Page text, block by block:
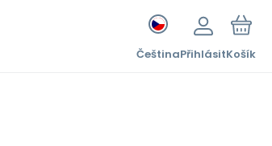
ČeštinaPřihlásitKošík